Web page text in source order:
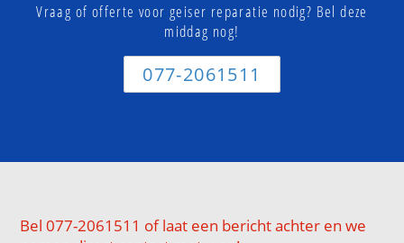
Vraag of offerte voor geiser reparatie nodig? Bel deze
middag nog!
077-2061511
Bel 077-2061511 of laat een bericht achter en we